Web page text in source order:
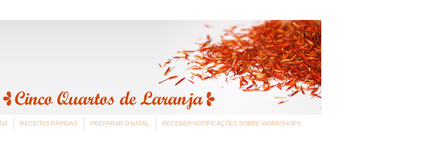
RECEITAS RÁPIDAS PREPARAR O NATAL RECEBER NOTIFICAÇÕES SOBRE WORKSHOPS